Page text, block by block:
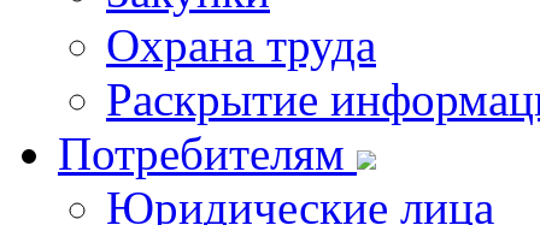
Охрана труда
Раскрытие
Потребителям
Юридические лица